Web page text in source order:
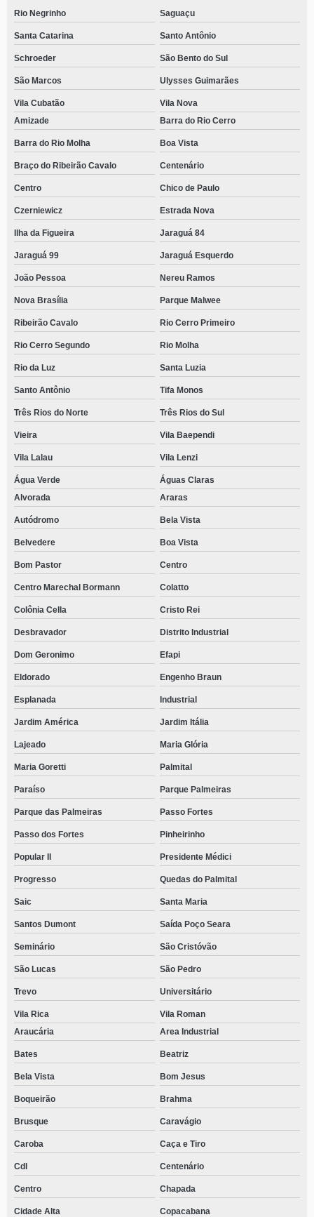
Rio Negrinho Saguaçu
Santa Catarina Santo Antônio
Schroeder São Bento do Sul
São Marcos Ulysses Guimarães
Vila Cubatão
Vila Nova
Amizade
Barra do Rio Cerro
Barra do Rio Molha Boa Vista
Braço do Ribeirão Cavalo Centenário
Centro Chico de Paulo
Czerniewicz Estrada Nova
Ilha da Figueira Jaraguá 84
Jaraguá 99 Jaraguá Esquerdo
João Pessoa Nereu Ramos
Nova Brasília Parque Malwee
Ribeirão Cavalo Rio Cerro Primeiro
Rio Cerro Segundo Rio Molha
Rio da Luz Santa Luzia
Santo Antônio Tifa Monos
Três Rios do Norte Três Rios do Sul
Vieira Vila Baependi
Vila Lalau Vila Lenzi
Água Verde
Águas Claras
Alvorada
Araras
Autódromo Bela Vista
Belvedere Boa Vista
Bom Pastor Centro
Centro Marechal Bormann Colatto
Colônia Cella Cristo Rei
Desbravador Distrito Industrial
Dom Geronimo Efapi
Eldorado Engenho Braun
Esplanada Industrial
Jardim América Jardim Itália
Lajeado Maria Glória
Maria Goretti Palmital
Paraíso Parque Palmeiras
Parque das Palmeiras Passo Fortes
Passo dos Fortes Pinheirinho
Popular II Presidente Médici
Progresso Quedas do Palmital
Saic Santa Maria
Santos Dumont Saída Poço Seara
Seminário São Cristóvão
São Lucas São Pedro
Trevo Universitário
Vila Rica
Vila Roman
Araucária
Area Industrial
Bates Beatriz
Bela Vista Bom Jesus
Boqueirão Brahma
Brusque Caravágio
Caroba Caça e Tiro
Cdl Centenário
Centro Chapada
Cidade Alta Copacabana